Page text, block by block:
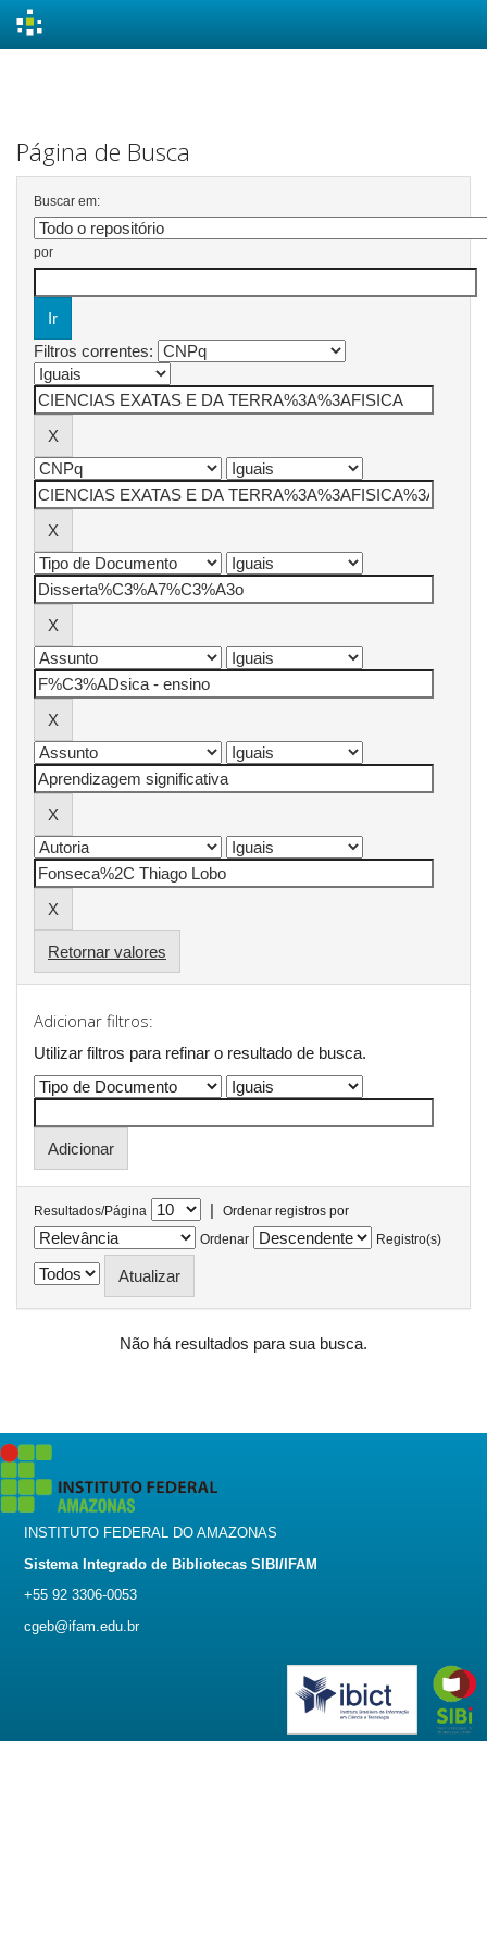
Página de Busca
Buscar em:
por
Filtros correntes:
Retornar valores
Adicionar filtros:
Utilizar filtros para refinar o resultado de busca.
Resultados/Página |
Ordenar registros por
Ordenar
Registro(s)
Não há resultados para sua busca.
INSTITUTO FEDERAL DO AMAZONAS
Sistema Integrado de Bibliotecas SIBI/IFAM
+55 92 3306-0053
cgeb@ifam.edu.br